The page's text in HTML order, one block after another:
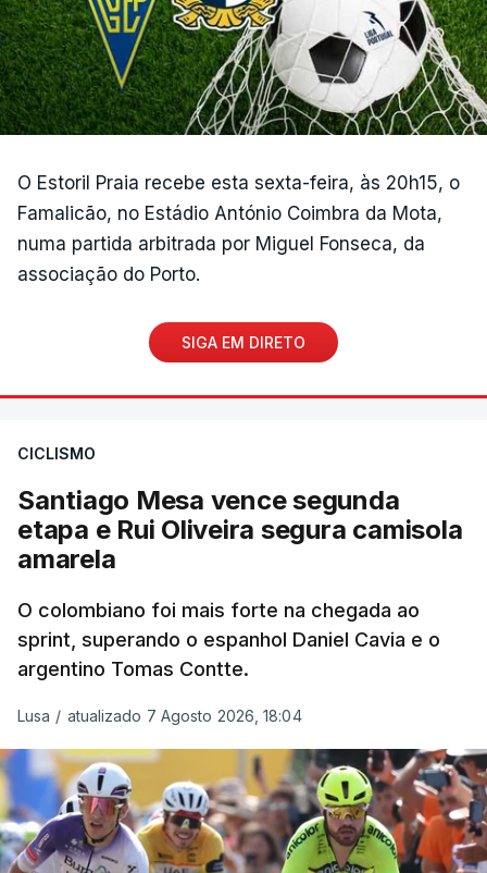
O Estoril Praia recebe esta sexta-feira, às 20h15, o
Famalicão, no Estádio António Coimbra da Mota,
numa partida arbitrada por Miguel Fonseca, da
associação do Porto.
SIGA EM DIRETO
CICLISMO
Santiago Mesa vence segunda
etapa e Rui Oliveira segura camisola
amarela
O colombiano foi mais forte na chegada ao
sprint, superando o espanhol Daniel Cavia e o
argentino Tomas Contte.
Lusa / atualizado 7 Agosto 2026, 18:04